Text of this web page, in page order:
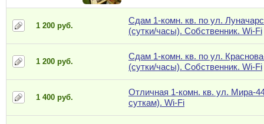
1 200 руб.
Сдам 1-комн. кв. по ул.
(сутки/часы). Собственник. Wi-Fi
1 200 руб.
Сдам 1-комн. кв. по ул.
(сутки/часы). Собственник. Wi-Fi
1 400 руб.
Отличная 1-комн. кв. ул. Мира-
суткам). Wi-Fi